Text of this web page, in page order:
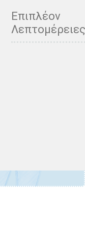
Επιπλέον
Λεπτομέρειες